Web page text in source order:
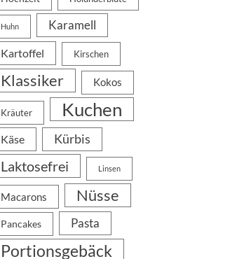
Huhn Karamell
Kartoffel Kirschen
Klassiker Kokos
Kräuter Kuchen
Käse Kürbis
Laktosefrei Linsen
Macarons Nüsse
Pancakes Pasta
Portionsgebäck